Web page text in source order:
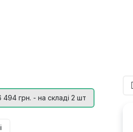
грн. - на складі 2 шт